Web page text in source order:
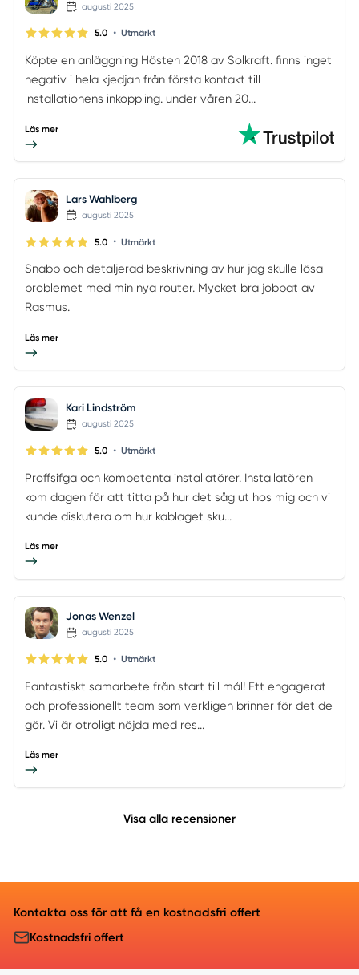
augusti 2025
5.0 • Utmärkt
Köpte en anläggning Hösten 2018 av Solkraft. finns inget
negativ i hela kjedjan från första kontakt till
installationens inkoppling. under våren 20...
Läs mer
Lars Wahlberg
augusti 2025
5.0 • Utmärkt
Snabb och detaljerad beskrivning av hur jag skulle lösa
problemet med min nya router. Mycket bra jobbat av
Rasmus.
Läs mer
Kari Lindström
augusti 2025
5.0 • Utmärkt
Proffsifga och kompetenta installatörer. Installatören
kom dagen för att titta på hur det såg ut hos mig och vi
kunde diskutera om hur kablaget sku...
Läs mer
Jonas Wenzel
augusti 2025
5.0 • Utmärkt
Fantastiskt samarbete från start till mål! Ett engagerat
och professionellt team som verkligen brinner för det de
gör. Vi är otroligt nöjda med res...
Läs mer
Visa alla recensioner
Kontakta oss för att få en kostnadsfri offert
Kostnadsfri offert